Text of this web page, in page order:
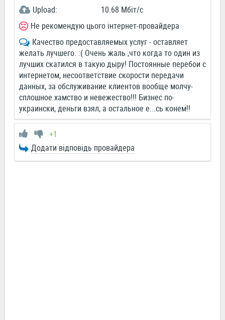
Upload:
10.68 Мбіт/c
Не рекомендую цього інтернет-провайдера
Качество предоставляемых услуг - оставляет
желать лучшего. :( Очень жаль ,что когда то один из
лучших скатился в такую дыру! Постоянные перебои с
интернетом, несоответствие скорости передачи
данных, за обслуживание клиентов вообще молчу-
сплошное хамство и невежество!!! Бизнес по-
украински, деньги взял, а остальное е...сь конем!!
+1
Додати відповідь провайдера